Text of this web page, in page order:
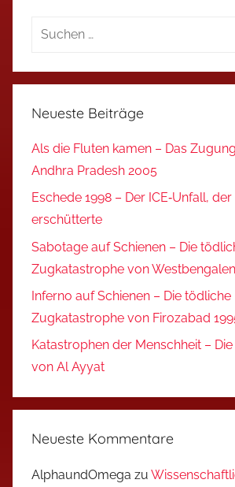
Suchen
Neueste Beiträge
Als die Fluten kamen – Das
Andhra Pradesh 2005
Eschede 1998 – Der ICE‑Unfall,
erschütterte
Sabotage auf Schienen – Die
Zugkatastrophe von
Inferno auf Schienen – Die tödliche
Zugkatastrophe von Firozabad
Katastrophen der Menschheit –
von Al Ayyat
Neueste Kommentare
AlphaundOmega zu